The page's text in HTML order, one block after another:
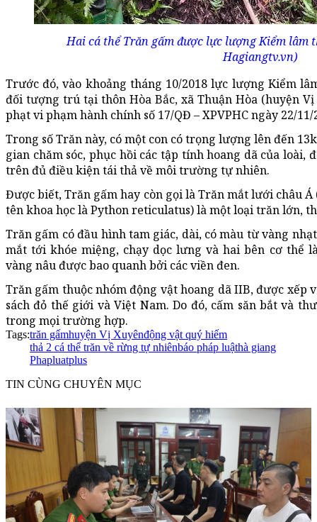
Hai cá thể Trăn gấm được lực lượng Kiểm lâm
Hagiangtv.vn)
Trước đó, vào khoảng tháng 10/2018 lực lượng Kiểm
đối tượng trú tại thôn Hòa Bắc, xã Thuận Hòa (huyện
phạt vi phạm hành chính số 17/QĐ – XPVPHC ngày 22/
Trong số Trăn này, có một con có trọng lượng lên đến
gian chăm sóc, phục hồi các tập tính hoang dã của loài,
trên đủ điều kiện tái thả về môi trường tự nhiên.
Được biết, Trăn gấm hay còn gọi là Trăn mắt lưới châu
tên khoa học là Python reticulatus) là một loại trăn lớn,
Trăn gấm có đầu hình tam giác, dài, có màu từ vàng
mắt tới khóe miệng, chạy dọc lưng và hai bên cơ thể
vàng nâu được bao quanh bởi các viền đen.
Trăn gấm thuộc nhóm động vật hoang dã IIB, được xếp
sách đỏ thế giới và Việt Nam. Do đó, cấm săn bắt và
trong mọi trường hợp.
Tags:trăn gấmhuyện Vị Xuyênđộng vật quý hiếm
thả 2 cá thể trăn về rừng tự nhiênbáo pháp luậthà giang
Phapluatplus
TIN CÙNG CHUYÊN MỤC